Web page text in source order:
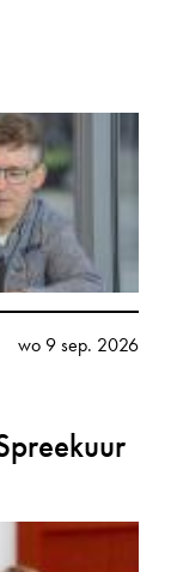
wo 9 sep. 2026